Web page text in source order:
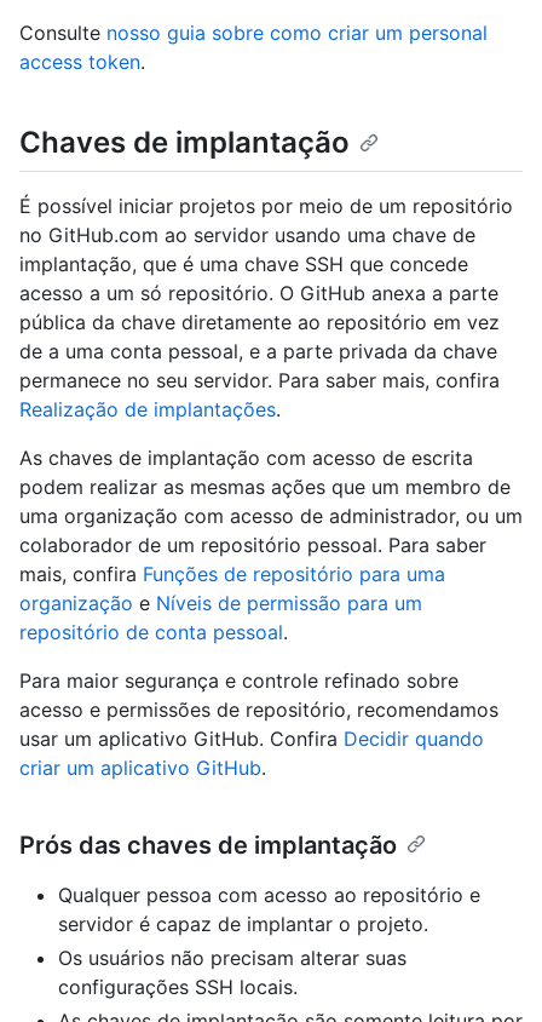
Consulte nosso guia sobre como criar um personal
access token.
Chaves de implantação
É possível iniciar projetos por meio de um repositório
no GitHub.com ao servidor usando uma chave de
implantação, que é uma chave SSH que concede
acesso a um só repositório. O GitHub anexa a parte
pública da chave diretamente ao repositório em vez
de a uma conta pessoal, e a parte privada da chave
permanece no seu servidor. Para saber mais, confira
Realização de implantações.
As chaves de implantação com acesso de escrita
podem realizar as mesmas ações que um membro de
uma organização com acesso de administrador, ou um
colaborador de um repositório pessoal. Para saber
mais, confira Funções de repositório para uma
organização e Níveis de permissão para um
repositório de conta pessoal.
Para maior segurança e controle refinado sobre
acesso e permissões de repositório, recomendamos
usar um aplicativo GitHub. Confira Decidir quando
criar um aplicativo GitHub.
Prós das chaves de implantação
Qualquer pessoa com acesso ao repositório e
servidor é capaz de implantar o projeto.
Os usuários não precisam alterar suas
configurações SSH locais.